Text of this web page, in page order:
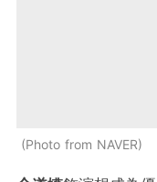
Photo from NAVER